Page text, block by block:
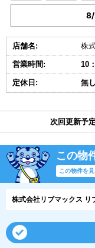
8/
店舗名: 株
営業時間: 10
定休日: 無
次回更新予
この物
この物件を
株式会社リブマックス リ